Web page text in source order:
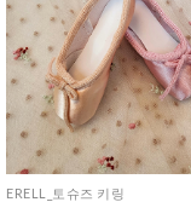
ERELL_토슈즈 키링